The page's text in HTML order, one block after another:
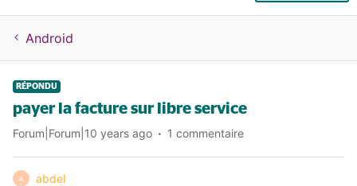
Android
RÉPONDU
payer la facture sur libre service
Forum|Forum|10 years ago 1 commentaire
A abdel